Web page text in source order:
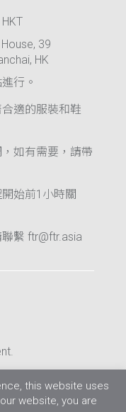
39
HK
行。
適的服裝和鞋
如有需要，請帶
始前1小時關
繫 ftr@ftr.asia
this website uses
website, you are